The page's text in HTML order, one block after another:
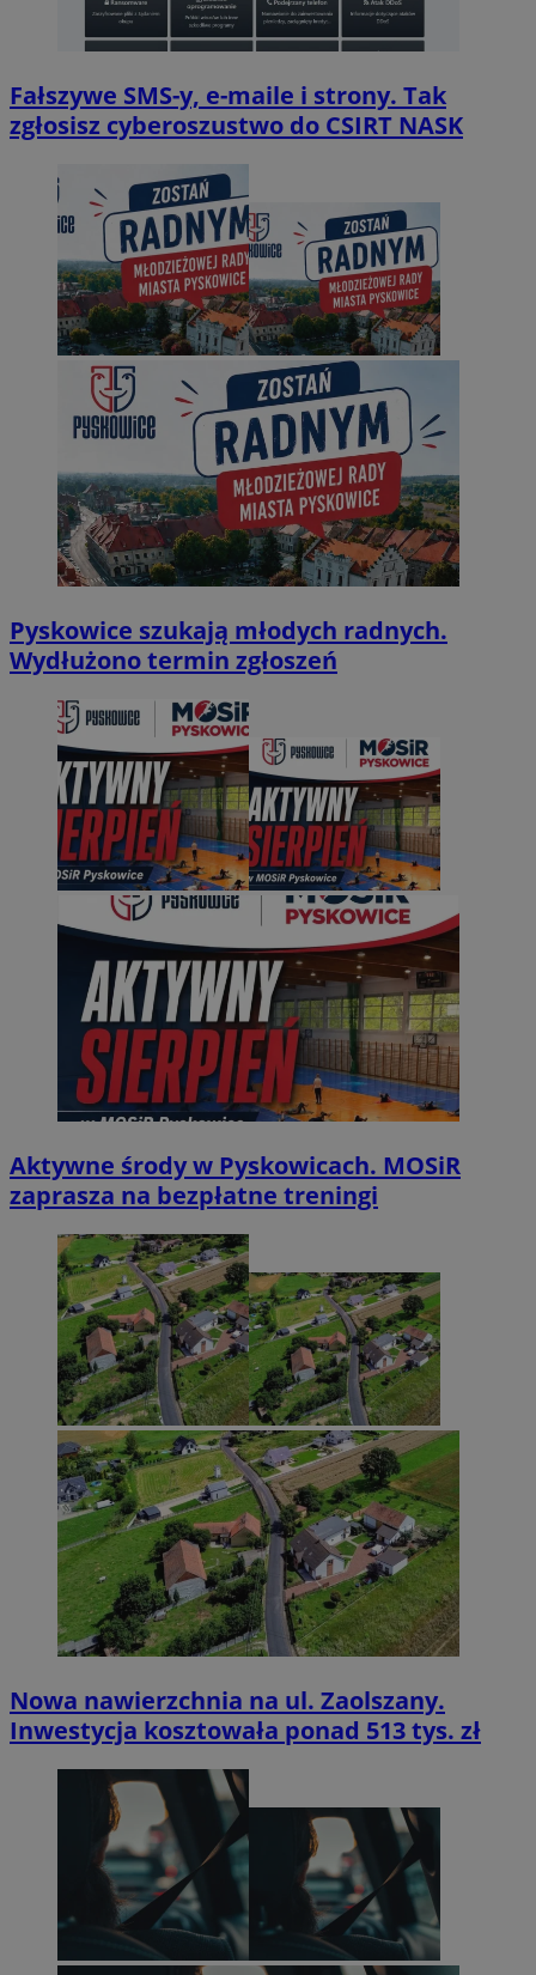
Fałszywe SMS-y, e-maile i strony. Tak
zgłosisz cyberoszustwo do CSIRT NASK
Pyskowice szukają młodych radnych.
Wydłużono termin zgłoszeń
Aktywne środy w Pyskowicach. MOSiR
zaprasza na bezpłatne treningi
Nowa nawierzchnia na ul. Zaolszany.
Inwestycja kosztowała ponad 513 tys. zł